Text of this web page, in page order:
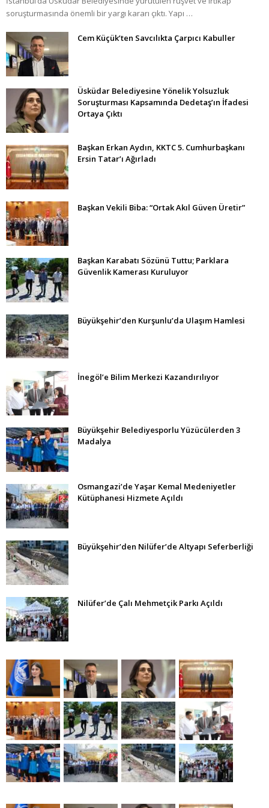
soruşturmasında önemli bir yargı kararı çıktı. Yapı …
Cem Küçük’ten Savcılıkta Çarpıcı Kabuller
Üsküdar Belediyesine Yönelik Yolsuzluk
Soruşturması Kapsamında Dedetaş’ın İfadesi
Ortaya Çıktı
Başkan Erkan Aydın, KKTC 5. Cumhurbaşkanı
Ersin Tatar’ı Ağırladı
Başkan Vekili Biba: “Ortak Akıl Güven Üretir”
Başkan Karabatı Sözünü Tuttu; Parklara
Güvenlik Kamerası Kuruluyor
Büyükşehir’den Kurşunlu’da Ulaşım Hamlesi
İnegöl’e Bilim Merkezi Kazandırılıyor
Büyükşehir Belediyesporlu Yüzücülerden 3
Madalya
Osmangazi’de Yaşar Kemal Medeniyetler
Kütüphanesi Hizmete Açıldı
Büyükşehir’den Nilüfer’de Altyapı Seferberliği
Nilüfer’de Çalı Mehmetçik Parkı Açıldı